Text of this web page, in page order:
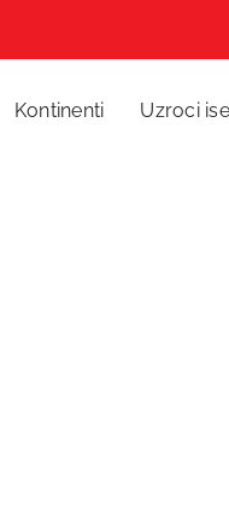
Kontinenti Uzroci